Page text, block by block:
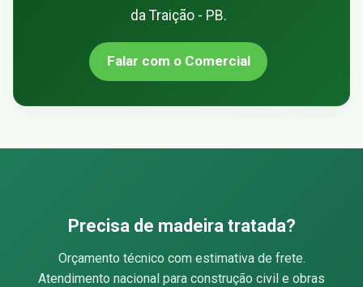
da Traição - PB.
Falar com o Comercial
Precisa de madeira tratada?
Orçamento técnico com estimativa de frete.
Atendimento nacional para construção civil e obras